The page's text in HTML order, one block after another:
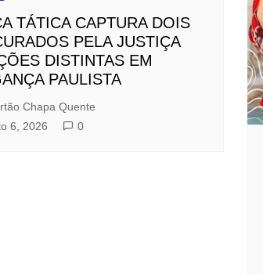
TÁTICA CAPTURA DOIS
PELA JUSTIÇA
DISTINTAS EM
PAULISTA
Chapa Quente
6, 2026
0